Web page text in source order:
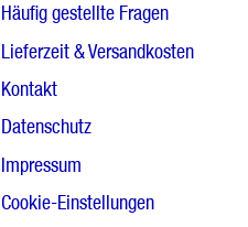
Häufig gestellte Fragen
Lieferzeit & Versandkosten
Kontakt
Datenschutz
Impressum
Cookie-Einstellungen